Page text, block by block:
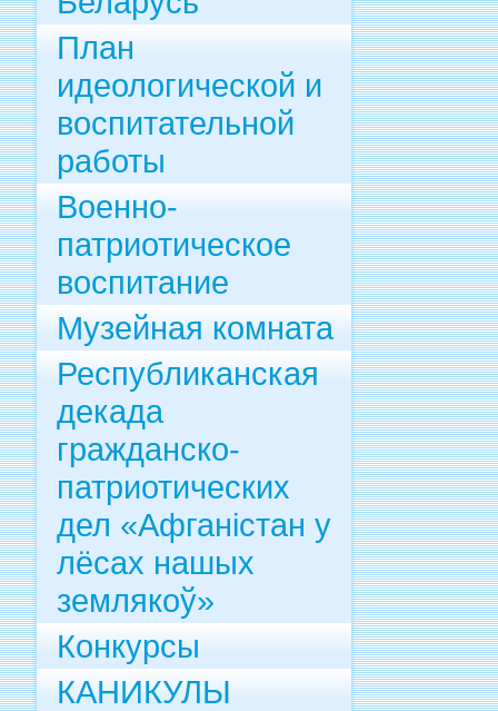
План
идеологической и
воспитательной
работы
Военно-
патриотическое
воспитание
Музейная комната
Республиканская
декада
гражданско-
патриотических
дел «Афганістан у
лёсах нашых
землякоў»
Конкурсы
КАНИКУЛЫ